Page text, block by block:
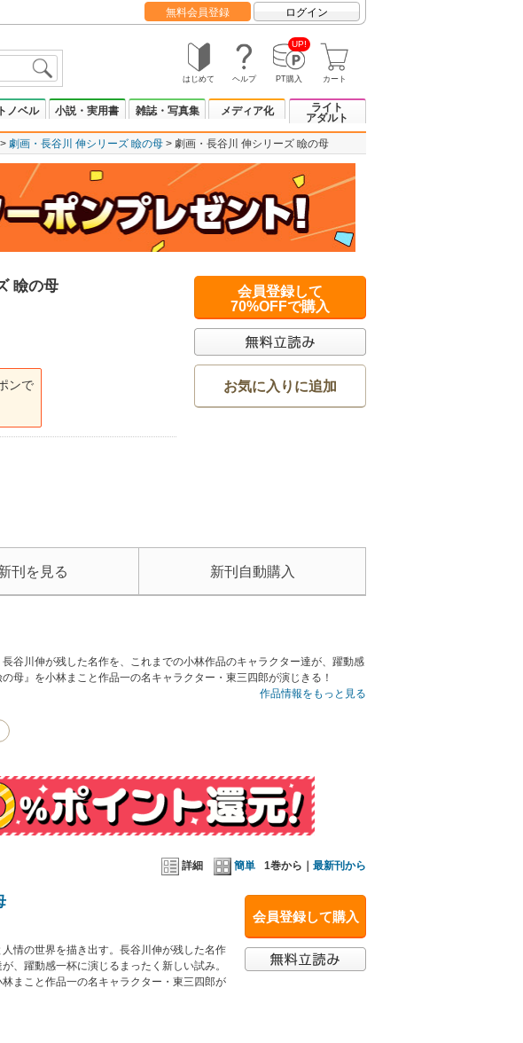
無料会員登録 ログイン
はじめて ヘルプ
UP!
PT購入 カート
ノベル 小説・実用書 雑誌・写真集 メディア化
ライト
アダルト
劇画・長谷川 伸シリーズ 瞼の母 劇画・長谷川 伸シリーズ 瞼の母
瞼の母
ンで
会員登録して
70%OFFで購入
お気に入りに追加
刊を見る 新刊自動購入
谷川伸が残した名作を、これまでの小林作品のキャラクター達が、躍動感
母』を小林まこと作品一の名キャラクター・東三四郎が演じきる！
作品情報をもっと見る
詳細 簡単 1巻から｜ 最新刊から
会員登録して購入
情の世界を描き出す。長谷川伸が残した名作
、躍動感一杯に演じるまったく新しい試み。
まこと作品一の名キャラクター・東三四郎が